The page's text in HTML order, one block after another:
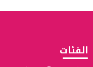
الفئات